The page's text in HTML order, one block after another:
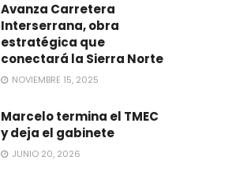
Avanza Carretera
Interserrana, obra
estratégica que
conectará la Sierra Norte
NOVIEMBRE 15, 2025
Marcelo termina el TMEC
y deja el gabinete
JUNIO 20, 2026